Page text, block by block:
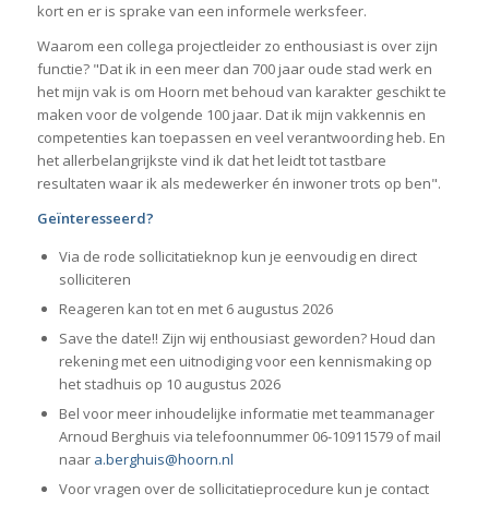
kort en er is sprake van een informele werksfeer.
Waarom een collega projectleider zo enthousiast is over zijn
functie? "Dat ik in een meer dan 700 jaar oude stad werk en
het mijn vak is om Hoorn met behoud van karakter geschikt te
maken voor de volgende 100 jaar. Dat ik mijn vakkennis en
competenties kan toepassen en veel verantwoording heb. En
het allerbelangrijkste vind ik dat het leidt tot tastbare
resultaten waar ik als medewerker én inwoner trots op ben".
Geïnteresseerd?
Via de rode sollicitatieknop kun je eenvoudig en direct
solliciteren
Reageren kan tot en met 6 augustus 2026
Save the date!! Zijn wij enthousiast geworden? Houd dan
rekening met een uitnodiging voor een kennismaking op
het stadhuis op 10 augustus 2026
Bel voor meer inhoudelijke informatie met teammanager
Arnoud Berghuis via telefoonnummer 06-10911579 of mail
naar a.berghuis@hoorn.nl
Voor vragen over de sollicitatieprocedure kun je contact